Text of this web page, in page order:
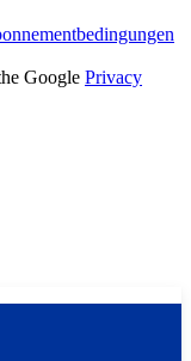
Google Privacy